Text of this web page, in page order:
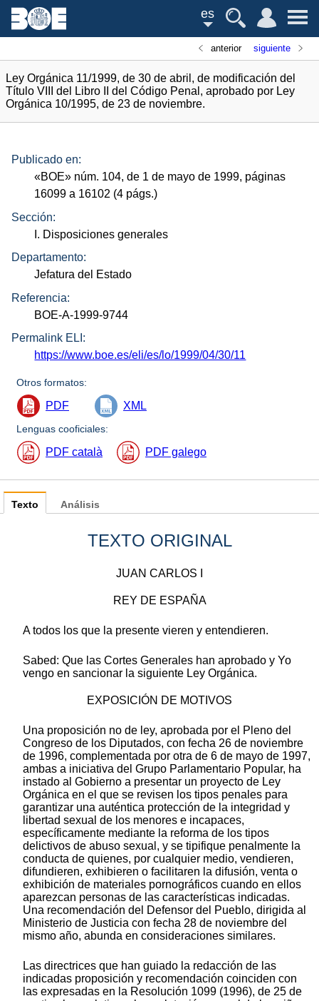
es
anterior siguiente
Ley Orgánica 11/1999, de 30 de abril, de modificación del
Título VIII del Libro II del Código Penal, aprobado por Ley
Orgánica 10/1995, de 23 de noviembre.
Publicado en:
«BOE» núm. 104, de 1 de mayo de 1999, páginas
16099 a 16102 (4 págs.)
Sección:
I. Disposiciones generales
Departamento:
Jefatura del Estado
Referencia:
BOE-A-1999-9744
Permalink ELI:
https://www.boe.es/eli/es/lo/1999/04/30/11
Otros formatos:
PDF XML
Lenguas cooficiales:
PDF català PDF galego
Texto
TEXTO ORIGINAL
JUAN CARLOS I
REY DE ESPAÑA
A todos los que la presente vieren y entendieren.
Sabed: Que las Cortes Generales han aprobado y Yo
vengo en sancionar la siguiente Ley Orgánica.
EXPOSICIÓN DE MOTIVOS
Una proposición no de ley, aprobada por el Pleno del
Congreso de los Diputados, con fecha 26 de noviembre
de 1996, complementada por otra de 6 de mayo de 1997,
ambas a iniciativa del Grupo Parlamentario Popular, ha
instado al Gobierno a presentar un proyecto de Ley
Orgánica en el que se revisen los tipos penales para
garantizar una auténtica protección de la integridad y
libertad sexual de los menores e incapaces,
específicamente mediante la reforma de los tipos
delictivos de abuso sexual, y se tipifique penalmente la
conducta de quienes, por cualquier medio, vendieren,
difundieren, exhibieren o facilitaren la difusión, venta o
exhibición de materiales pornográficos cuando en ellos
aparezcan personas de las características indicadas.
Una recomendación del Defensor del Pueblo, dirigida al
Ministerio de Justicia con fecha 28 de noviembre del
mismo año, abunda en consideraciones similares.
Las directrices que han guiado la redacción de las
indicadas proposición y recomendación coinciden con
las expresadas en la Resolución 1099 (1996), de 25 de
Análisis